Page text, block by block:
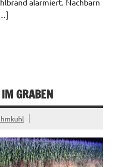
GRABEN